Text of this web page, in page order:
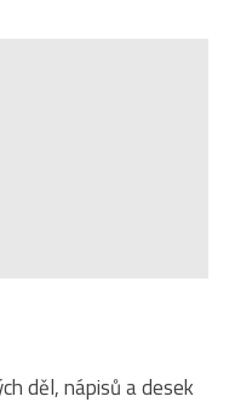
děl, nápisů a desek